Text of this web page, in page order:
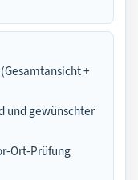
+
und gewünschter
Ort-Prüfung